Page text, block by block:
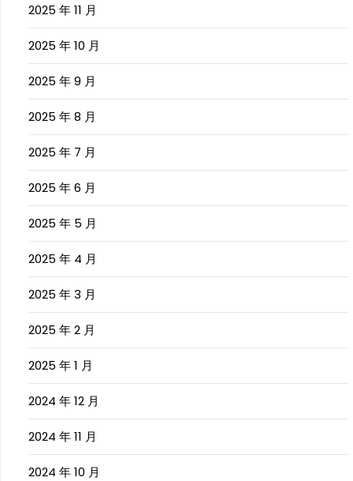
2025 年 11 月
2025 年 10 月
2025 年 9 月
2025 年 8 月
2025 年 7 月
2025 年 6 月
2025 年 5 月
2025 年 4 月
2025 年 3 月
2025 年 2 月
2025 年 1 月
2024 年 12 月
2024 年 11 月
2024 年 10 月